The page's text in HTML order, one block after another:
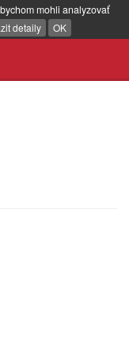
mohli analyzovať
detaily OK